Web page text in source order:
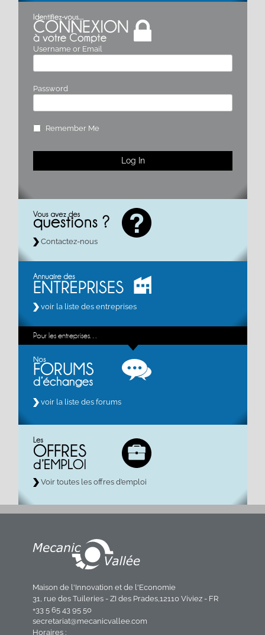
Username or Email
Password
Remember Me
Contactez-nous
voir la liste des entreprises
Pour les entreprises…
voir la liste des forums
Voir toutes les offres d’emploi
Maison de l'Innovation et de l'Economie
31, rue des Tuileries - ZI des Prades,12110 Viviez - FR
+33 5 65 43 95 50
secretariat@mecanicvallee.com
Horaires :